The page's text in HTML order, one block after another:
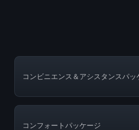
コンビニエンス＆アシスタンスパッ
コンフォートパッケージ